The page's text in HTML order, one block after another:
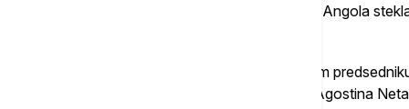
On je podseto da ima 50 godina otkako je Angola
"Divili smo se junacima Angole. Rekao sam
Gagarina, a nedaleko odatle je bila i ulica Agostina